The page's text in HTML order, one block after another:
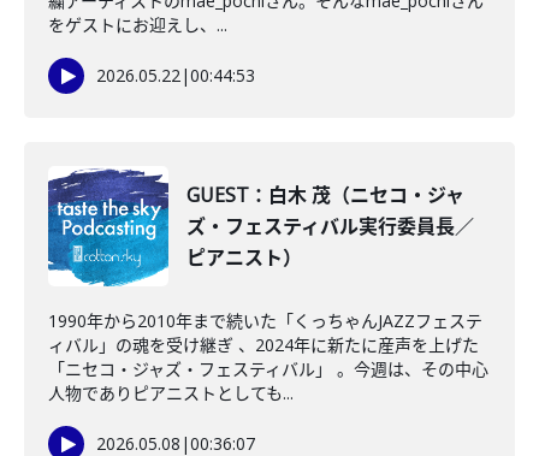
をゲストにお迎えし、...
2026.05.22|00:44:53
GUEST：白木 茂（ニセコ・ジャ
ズ・フェスティバル実行委員長／
ピアニスト）
1990年から2010年まで続いた「くっちゃんJAZZフェステ
ィバル」の魂を受け継ぎ 、2024年に新たに産声を上げた
「ニセコ・ジャズ・フェスティバル」 。今週は、その中心
人物でありピアニストとしても...
2026.05.08 |00:36:07